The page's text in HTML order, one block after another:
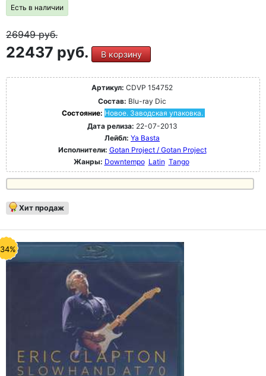
Есть в наличии
26949руб.
22437 руб. В корзину
Артикул: CDVP 154752
Состав: Blu-ray Dic
Состояние: Новое. Заводская упаковка.
Дата релиза: 22-07-2013
Лейбл: Ya Basta
Исполнители: Gotan Project / Gotan Project
Жанры: Downtempo Latin Tango
Хит продаж